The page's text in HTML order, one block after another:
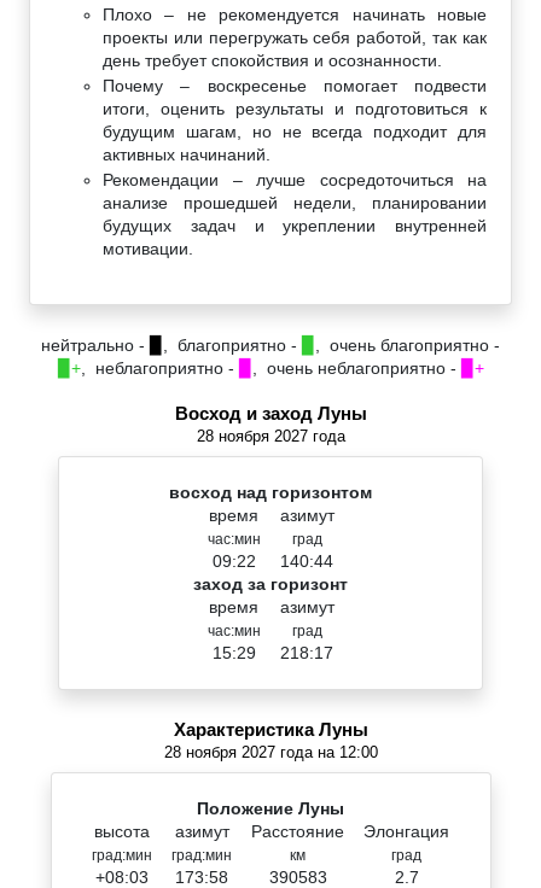
Плохо – не рекомендуется начинать новые
проекты или перегружать себя работой, так как
день требует спокойствия и осознанности.
Почему – воскресенье помогает подвести
итоги, оценить результаты и подготовиться к
будущим шагам, но не всегда подходит для
активных начинаний.
Рекомендации – лучше сосредоточиться на
анализе прошедшей недели, планировании
будущих задач и укреплении внутренней
мотивации.
нейтрально - , благоприятно -
, очень благоприятно -
▉+, неблагоприятно - , очень неблагоприятно - ▉+
Восход и заход Луны
28 ноября 2027 года
восход над горизонтом
время
час:мин
09:22
азимут
град
140:44
заход за горизонт
время
час:мин
15:29
азимут
град
218:17
Характеристика Луны
28 ноября 2027 года на 12:00
Положение Луны
высота
град:мин
+08:03
азимут
град:мин
173:58
Расстояние
км
390583
Элонгация
град
2.7